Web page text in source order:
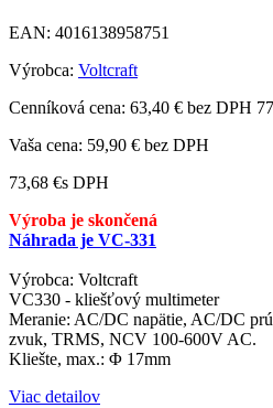
EAN: 4016138958751
Výrobca: Voltcraft
Cenníková cena: 63,40 € bez DPH
Vaša cena: 59,90 € bez DPH
73,68 €s DPH
Výroba je skončená
Náhrada je VC-331
Výrobca: Voltcraft
VC330 - kliešťový multimeter
Meranie: AC/DC napätie, AC/DC
zvuk, TRMS, NCV 100-600V AC.
Kliešte, max.: Φ 17mm
Viac detailov